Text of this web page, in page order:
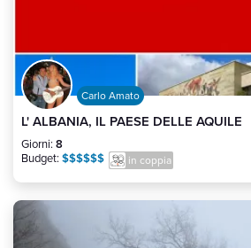
Carlo Amato
L' ALBANIA, IL PAESE DELLE AQUILE
Giorni: 8
Budget: $$$$$$ in coppia